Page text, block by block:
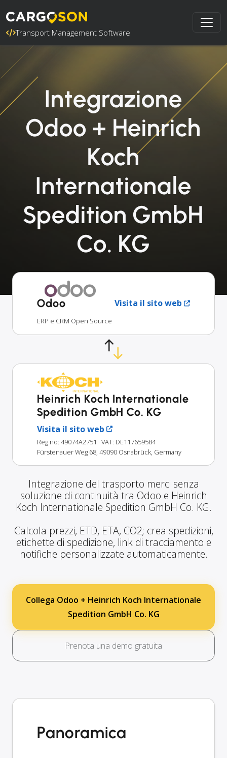
Transport Management Software
Integrazione
Odoo + Heinrich
Koch
Internationale
Spedition GmbH
Co. KG
Odoo Visita il sito web
ERP e CRM Open Source
Heinrich Koch Internationale
Spedition GmbH Co. KG
Visita il sito web
Reg no: 49074A2751 · VAT: DE117659584
Fürstenauer Weg 68, 49090 Osnabrück, Germany
Integrazione del trasporto merci senza
soluzione di continuità tra Odoo e Heinrich
Koch Internationale Spedition GmbH Co. KG.
Calcola prezzi, ETD, ETA, CO2; crea spedizioni,
etichette di spedizione, link di tracciamento e
notifiche personalizzate automaticamente.
Collega Odoo + Heinrich Koch Internationale
Spedition GmbH Co. KG
Prenota una demo gratuita
Panoramica